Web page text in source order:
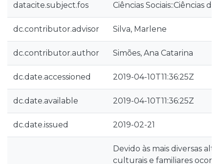
datacite.subject.fos Ciências Sociais::Ciências
dc.contributor.advisor Silva, Marlene
dc.contributor.author Simões, Ana Catarina
dc.date.accessioned 2019-04-10T11:36:25Z
dc.date.available 2019-04-10T11:36:25Z
dc.date.issued 2019-02-21
Devido às mais diversas
culturais e familiares